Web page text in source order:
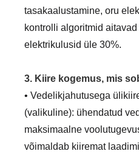
tasakaalustamine, oru
kontrolli algoritmid
elektrikulusid üle 30%.
3. Kiire kogemus, mis
• Vedelikjahutusega
(valikuline): ühendatud
maksimaalne
võimaldab kiiremat